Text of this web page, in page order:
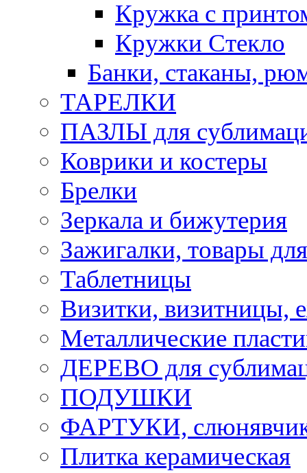
Кружка с
Кружки Стекло
Банки, стаканы,
ТАРЕЛКИ
ПАЗЛЫ для
Коврики и костеры
Брелки
Зеркала и бижутерия
Зажигалки, товары
Таблетницы
Визитки, визитницы,
Металлические
ДЕРЕВО для
ПОДУШКИ
ФАРТУКИ,
Плитка керамическая